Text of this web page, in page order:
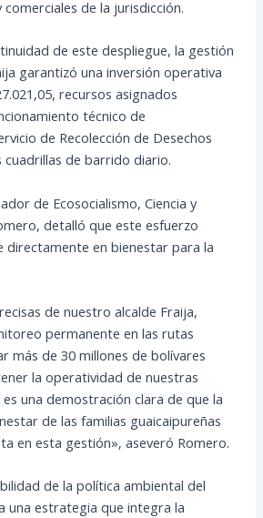
comerciales de la jurisdicción.
de este despliegue, la gestión
garantizó una inversión operativa
recursos asignados
técnico de
de Recolección de Desechos
cuadrillas de barrido diario.
de Ecosocialismo, Ciencia y
detalló que este esfuerzo
directamente en bienestar para la
de nuestro alcalde Fraija,
permanente en las rutas
más de 30 millones de bolívares
la operatividad de nuestras
una demostración clara de que la
de las familias guaicaipureñas
en esta gestión», aseveró Romero.
de la política ambiental del
una estrategia que integra la